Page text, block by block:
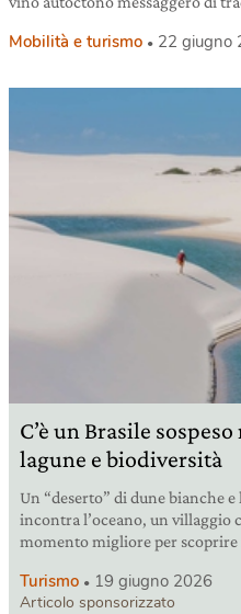
Mobilità e turismo 22 giugno
C’è un Brasile
lagune e biodiversità
Un “deserto” di dune bianche
incontra l’oceano, un villaggio
momento migliore per scoprire
Turismo 19 giugno 2026
Articolo sponsorizzato